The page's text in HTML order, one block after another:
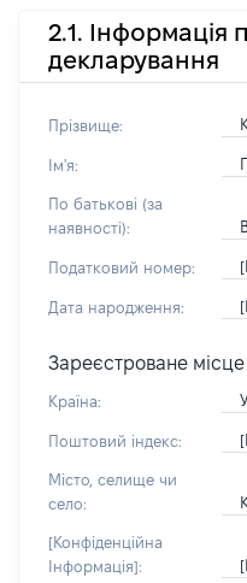
2.1. Інформація
декларування
Прізвище:
Ім'я:
По батькові (за
наявності):
Податковий номер:
Дата народження:
Зареєстроване
Країна:
Поштовий індекс:
Місто, селище чи
село:
[Конфіденційна
Інформація]: